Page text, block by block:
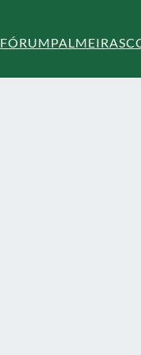
FÓRUMPALMEIRAS